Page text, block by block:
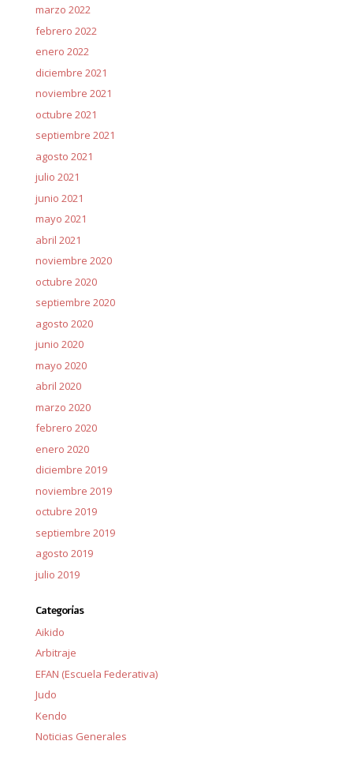
marzo 2022
febrero 2022
enero 2022
diciembre 2021
noviembre 2021
octubre 2021
septiembre 2021
agosto 2021
julio 2021
junio 2021
mayo 2021
abril 2021
noviembre 2020
octubre 2020
septiembre 2020
agosto 2020
junio 2020
mayo 2020
abril 2020
marzo 2020
febrero 2020
enero 2020
diciembre 2019
noviembre 2019
octubre 2019
septiembre 2019
agosto 2019
julio 2019
Categorías
Aikido
Arbitraje
EFAN (Escuela Federativa)
Judo
Kendo
Noticias Generales